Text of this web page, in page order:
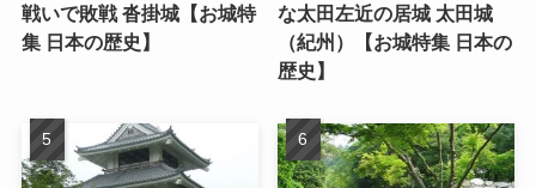
戦いで敗戦 沓掛城【お城特
集 日本の歴史】
な太田左近の居城 太田城
（紀州）【お城特集 日本の
歴史】